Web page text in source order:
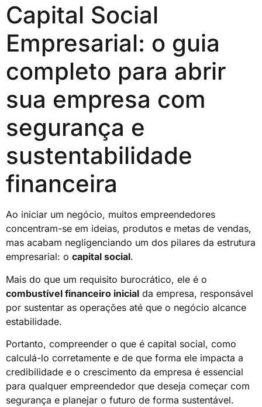
Capital Social
Empresarial: o guia
completo para abrir
sua empresa com
segurança e
sustentabilidade
financeira
Ao iniciar um negócio, muitos empreendedores
concentram-se em ideias, produtos e metas de vendas,
mas acabam negligenciando um dos pilares da estrutura
empresarial: o capital social.
Mais do que um requisito burocrático, ele é o
combustível financeiro inicial da empresa, responsável
por sustentar as operações até que o negócio alcance
estabilidade.
Portanto, compreender o que é capital social, como
calculá-lo corretamente e de que forma ele impacta a
credibilidade e o crescimento da empresa é essencial
para qualquer empreendedor que deseja começar com
segurança e planejar o futuro de forma sustentável.